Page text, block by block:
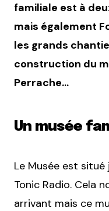
familiale est à
mais également
les grands
construction du
Perrache…
Un musée
Le Musée est
Tonic Radio. Cela
arrivant mais ce